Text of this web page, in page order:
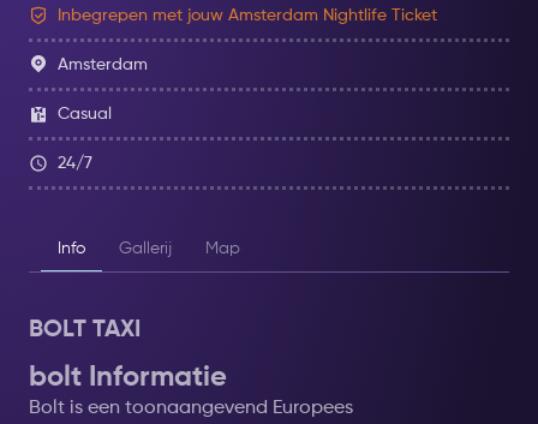
Inbegrepen met jouw Amsterdam Nightlife Ticket
Amsterdam
Casual
24/7
Info Gallerij Map
BOLT TAXI
bolt Informatie
Bolt is een toonaangevend Europees